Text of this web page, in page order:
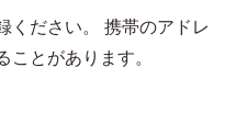
ください。 携帯のアドレ
ことがあります。